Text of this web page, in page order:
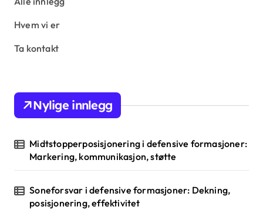
n
a
i
o
n
Hvem vi er
Ta kontakt
Nylige innlegg
Midtstopperposisjonering i defensive formasjoner:
Markering, kommunikasjon, støtte
Soneforsvar i defensive formasjoner: Dekning,
posisjonering, effektivitet